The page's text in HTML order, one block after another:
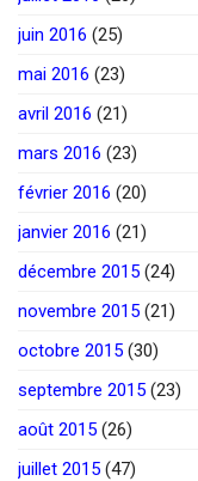
juin 2016 (25)
mai 2016 (23)
avril 2016 (21)
mars 2016 (23)
février 2016 (20)
janvier 2016 (21)
décembre 2015 (24)
novembre 2015 (21)
octobre 2015 (30)
septembre 2015 (23)
août 2015 (26)
juillet 2015 (47)